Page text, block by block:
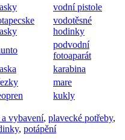
vodní pistole
vodotěsné
hodinky
podvodní
fotoaparát
karabina
mare
kukly
a vybavení, plavecké potřeby,
, potápění